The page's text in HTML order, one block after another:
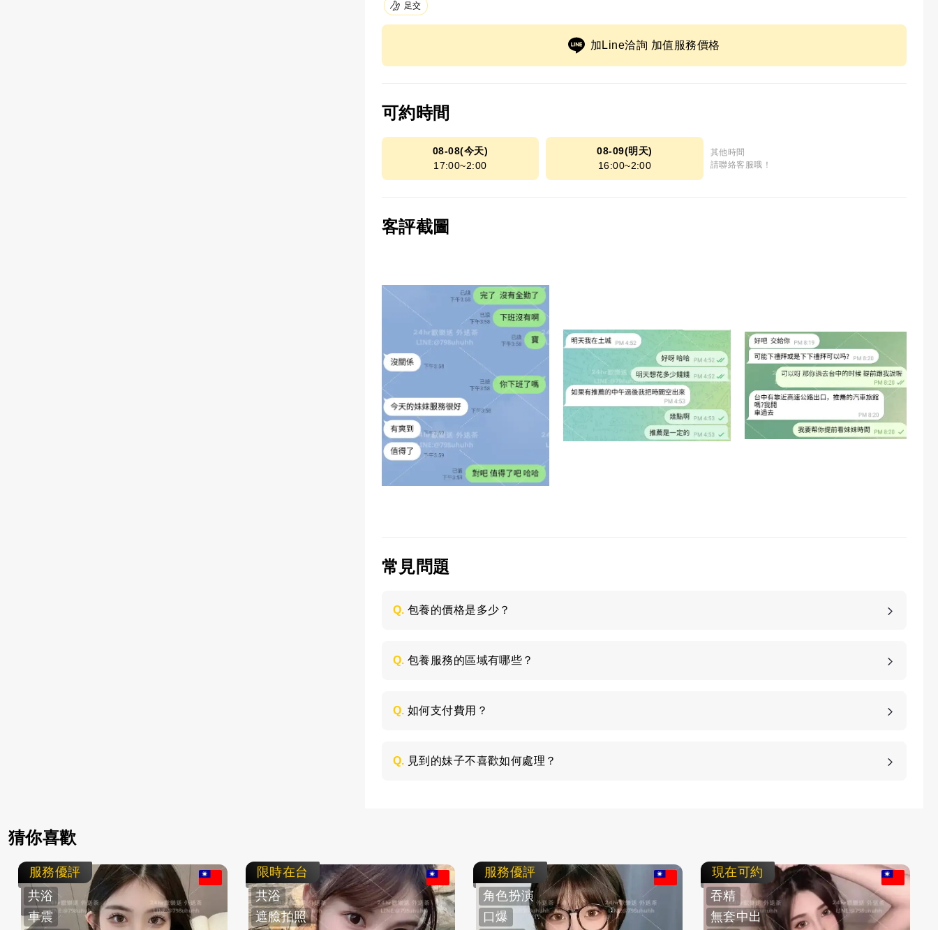
足交
加Line洽詢 加值服務價格
可約時間
08-08(今天)
17:00~2:00
08-09(明天)
16:00~2:00
其他時間
請聯絡客服哦！
客評截圖
常見問題
Q. 包養的價格是多少？
Q. 包養服務的區域有哪些？
Q. 如何支付費用？
Q. 見到的妹子不喜歡如何處理？
猜你喜歡
服務優評
共浴
車震
限時在台
共浴
遮臉拍照
服務優評
角色扮演
口爆
現在可約
吞精
無套中出